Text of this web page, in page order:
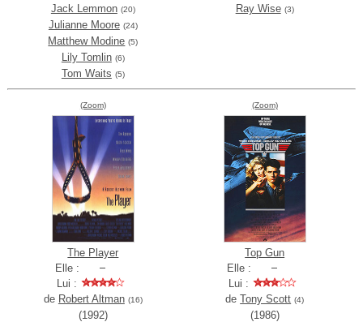
Jack Lemmon (20)
Julianne Moore (24)
Matthew Modine (5)
Lily Tomlin (6)
Tom Waits (5)
Ray Wise (3)
(Zoom)
The Player
Elle :
Lui :
de Robert Altman (16)
(1992)
(Zoom)
Top Gun
Elle :
Lui :
deTony Scott (4)
(1986)